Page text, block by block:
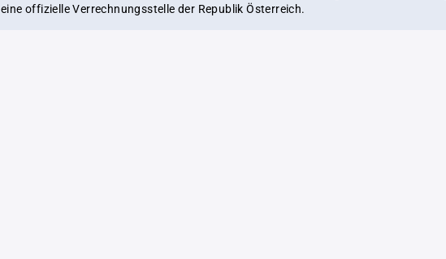
eine offizielle Verrechnungsstelle der Republik Österreich.